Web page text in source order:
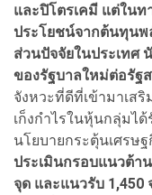
และปิโตรเคมี แต่ใน
ประโยชน์จากต้นทุนพ
ส่วนปัจจัยในประเทศ
ของรัฐบาลใหม่ต่อรัฐ
จังหวะที่ดีที่เข้ามาเส
เก็งกำไรในหุ้นกลุ่มไ
นโยบายกระตุ้นเศรษ
ประเมินกรอบแนวต้า
จุด และแนวรับ 1,450